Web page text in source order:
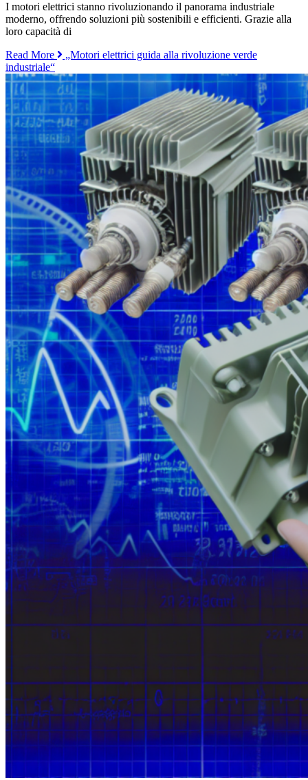
I motori elettrici stanno rivoluzionando il panorama industriale
moderno, offrendo soluzioni più sostenibili e efficienti. Grazie alla
loro capacità di
Read More
„Motori elettrici guida alla rivoluzione verde
industriale“